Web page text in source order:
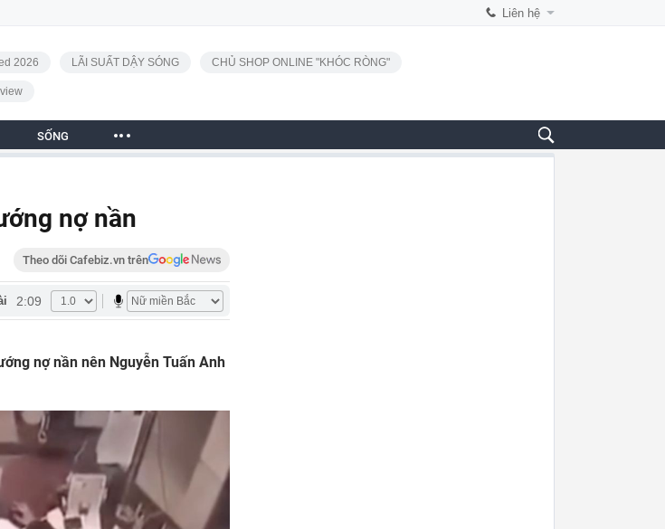
Liên hệ
2026 LÃI SUẤT DẬY SÓNG CHỦ SHOP ONLINE "KHÓC RÒNG"
SỐNG
nợ nần
Theo dõi Cafebiz.vn trên
2:09
nợ nần nên Nguyễn Tuấn Anh